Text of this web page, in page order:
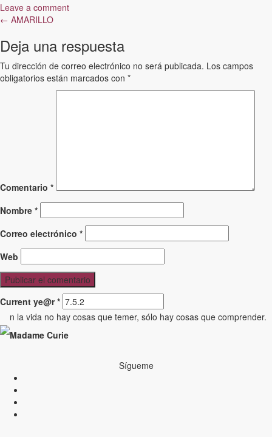
Leave a comment
Post
navigation
← AMARILLO
Deja una respuesta
Tu dirección de correo electrónico no será publicada. Los campos
obligatorios están marcados con *
Comentario *
Nombre *
Correo electrónico *
Web
Current ye@r*
n la vida no hay cosas que temer, sólo hay cosas que comprender.
Madame Curie
Sígueme